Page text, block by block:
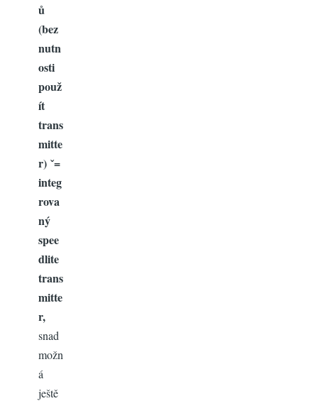
ů
(bez
nutn
osti
použ
ít
trans
mitte
r) ˇ=
integ
rova
ný
spee
dlite
trans
mitte
r,
snad
možn
á
ještě